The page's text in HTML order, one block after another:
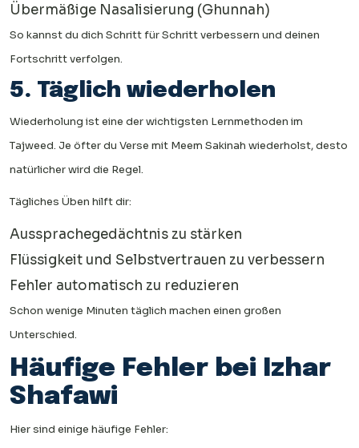
Übermäßige Nasalisierung (Ghunnah)
So kannst du dich Schritt für Schritt verbessern und deinen
Fortschritt verfolgen.
5. Täglich wiederholen
Wiederholung ist eine der wichtigsten Lernmethoden im
Tajweed. Je öfter du Verse mit Meem Sakinah wiederholst, desto
natürlicher wird die Regel.
Tägliches Üben hilft dir:
Aussprachegedächtnis zu stärken
Flüssigkeit und Selbstvertrauen zu verbessern
Fehler automatisch zu reduzieren
Schon wenige Minuten täglich machen einen großen
Unterschied.
Häufige Fehler bei Izhar
Shafawi
Hier sind einige häufige Fehler: